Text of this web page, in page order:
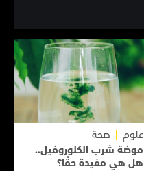
علوم
صحة
موضة شرب الكلوروفيل..
هل هي مفيدة حقًا؟